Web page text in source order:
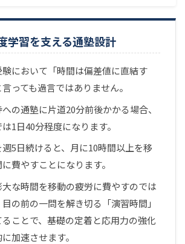
学習を支える通塾設計
験において「時間は偏差値に直結す
っても過言ではありません。
の通塾に片道20分前後かかる場合、
1日40分程度になります。
週5日続けると、月に10時間以上を移
費やすことになります。
大な時間を移動の疲労に費やすのでは
の前の一問を解き切る「演習時間」
ることで、基礎の定着と応用力の強化
加速させます。